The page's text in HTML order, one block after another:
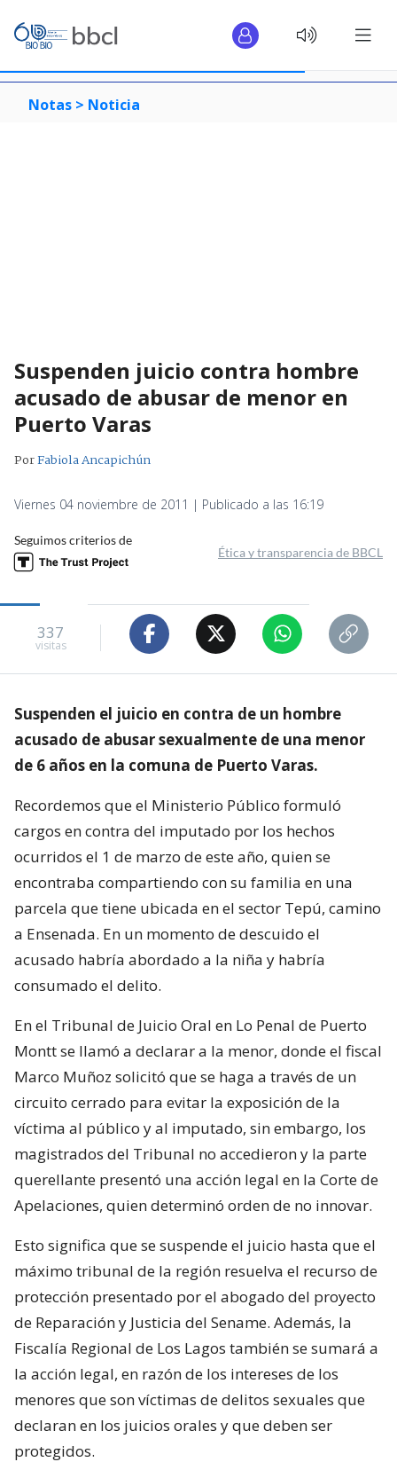
Notas > Noticia
Suspenden juicio contra hombre
acusado de abusar de menor en
Puerto Varas
PorFabiola Ancapichún
Viernes 04 noviembre de 2011 | Publicado a las 16:19
Seguimos criterios de
Ética y transparencia de BBCL
337
visitas
Suspenden el juicio en contra de un hombre
acusado de abusar sexualmente de una menor
de 6 años en la comuna de Puerto Varas.
Recordemos que el Ministerio Público formuló
cargos en contra del imputado por los hechos
ocurridos el 1 de marzo de este año, quien se
encontraba compartiendo con su familia en una
parcela que tiene ubicada en el sector Tepú, camino
a Ensenada. En un momento de descuido el
acusado habría abordado a la niña y habría
consumado el delito.
En el Tribunal de Juicio Oral en Lo Penal de Puerto
Montt se llamó a declarar a la menor, donde el fiscal
Marco Muñoz solicitó que se haga a través de un
circuito cerrado para evitar la exposición de la
víctima al público y al imputado, sin embargo, los
magistrados del Tribunal no accedieron y la parte
querellante presentó una acción legal en la Corte de
Apelaciones, quien determinó orden de no innovar.
Esto significa que se suspende el juicio hasta que el
máximo tribunal de la región resuelva el recurso de
protección presentado por el abogado del proyecto
de Reparación y Justicia del Sename. Además, la
Fiscalía Regional de Los Lagos también se sumará a
la acción legal, en razón de los intereses de los
menores que son víctimas de delitos sexuales que
declaran en los juicios orales y que deben ser
protegidos.